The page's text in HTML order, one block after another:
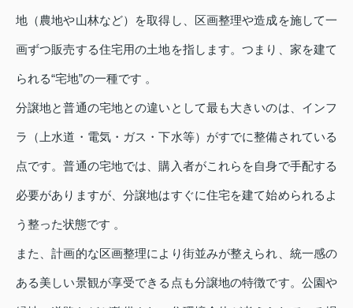
地（農地や山林など）を取得し、区画整理や造成を施して一
画ずつ販売する住宅用の土地を指します。つまり、家を建て
られる“宅地”の一種です 。
分譲地と普通の宅地との違いとして最も大きいのは、インフ
ラ（上水道・電気・ガス・下水等）がすでに整備されている
点です。普通の宅地では、購入者がこれらを自身で手配する
必要がありますが、分譲地はすぐに住宅を建て始められるよ
う整った状態です 。
また、計画的な区画整理により街並みが整えられ、統一感の
ある美しい景観が享受できる点も分譲地の特徴です。公園や